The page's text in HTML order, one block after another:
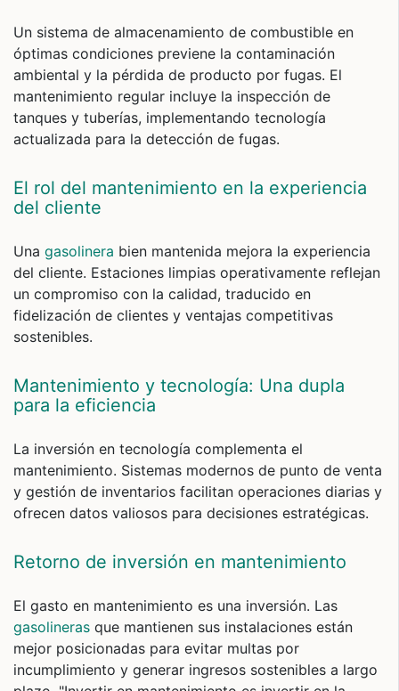
Un sistema de almacenamiento de combustible en
óptimas condiciones previene la contaminación
ambiental y la pérdida de producto por fugas. El
mantenimiento regular incluye la inspección de
tanques y tuberías, implementando tecnología
actualizada para la detección de fugas.
El rol del mantenimiento en la experiencia
del cliente
Una gasolinera bien mantenida mejora la experiencia
del cliente. Estaciones limpias operativamente reflejan
un compromiso con la calidad, traducido en
fidelización de clientes y ventajas competitivas
sostenibles.
Mantenimiento y tecnología: Una dupla
para la eficiencia
La inversión en tecnología complementa el
mantenimiento. Sistemas modernos de punto de venta
y gestión de inventarios facilitan operaciones diarias y
ofrecen datos valiosos para decisiones estratégicas.
Retorno de inversión en mantenimiento
El gasto en mantenimiento es una inversión. Las
gasolineras que mantienen sus instalaciones están
mejor posicionadas para evitar multas por
incumplimiento y generar ingresos sostenibles a largo